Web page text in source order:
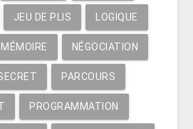
JEU DE PLIS LOGIQUE
MÉMOIRE NÉGOCIATION
PARCOURS
PROGRAMMATION